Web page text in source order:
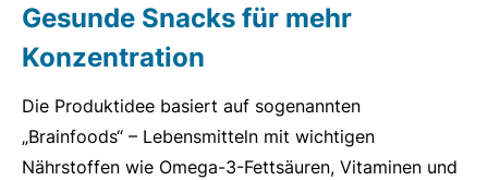
Gesunde Snacks für mehr
Konzentration
Die Produktidee basiert auf sogenannten
„Brainfoods“ – Lebensmitteln mit wichtigen
Nährstoffen wie Omega-3-Fettsäuren, Vitaminen und